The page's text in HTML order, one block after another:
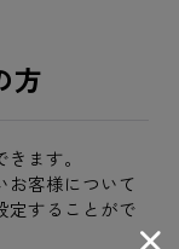
方
ます。
お客様について
定することがで